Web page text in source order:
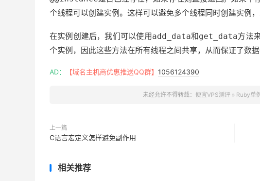
个线程可以创建实例。这样可以避免多个线程同时创建实例，
在实例创建后，我们可以使用add_data和get_data方法
个实例，因此这些方法在所有线程之间共享，从而保证了数据
AD： 【域名主机商优惠推送QQ群】 1056124390
未经允许不得转载： 便宜VPS测评» Ruby单
上一篇
C语言宏定义怎样避免副作用
相关推荐